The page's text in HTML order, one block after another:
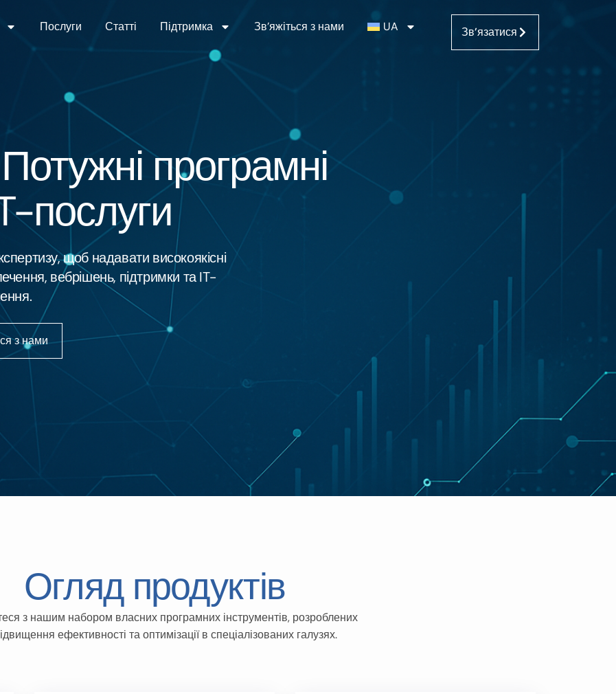
Послуги Статті Підтримка Зв’яжіться з нами UA Зв’язатися
програмні
послуги
щоб надавати високоякісні
вебрішень, підтримки та IT-
з нами
Огляд продуктів
з нашим набором власних програмних інструментів, розроблених
ефективності та оптимізації в спеціалізованих галузях.